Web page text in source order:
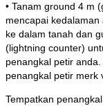
• Tanam ground 4 m
mencapai
ke dalam tanah dan
(lightning counter)
penangkal petir
penangkal petir merk
Tempatkan